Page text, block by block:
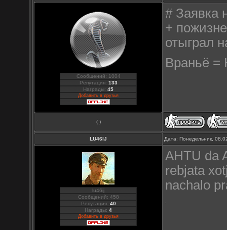
Сообщений: 1004
Репутация: 133
Награды:45
Добавить в друзья
# Заявка
+
отыграл
Враньё =
( )
LU46IJ Дата: Понедельник,
lu46ij
Сообщений: 458
Репутация: 40
Награды:4
Добавить в друзья
AHTU da
rebjata
nachalo